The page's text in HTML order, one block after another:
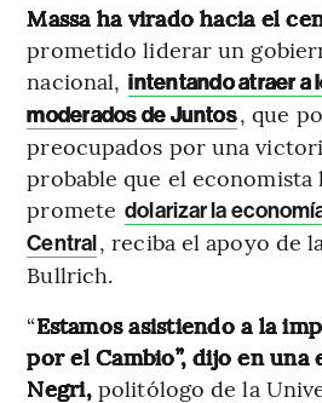
Massa ha virado hacia el
prometido liderar un
nacional, intentando atraer a
moderados de Juntos, que
preocupados por una
probable que el
promete dolarizar la
Central, reciba el apoyo de
Bullrich.
“Estamos asistiendo a la
por el Cambio”, dijo en una
Negri,politólogo de la